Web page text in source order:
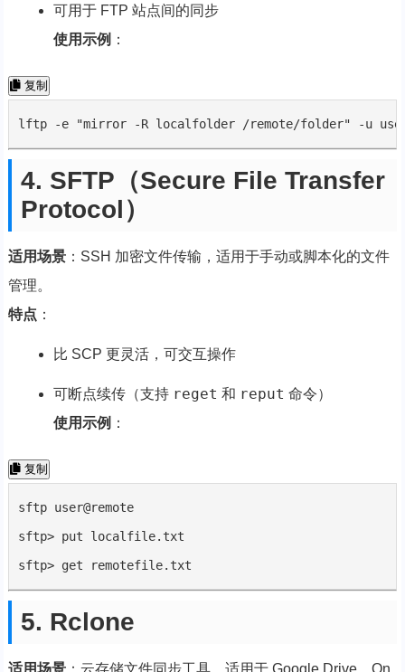
可用于 FTP 站点间的同步
使用示例 ：
复制
lftp -e "mirror -R localfolder /remote/folder" -u
4. SFTP（Secure File Transfer
Protocol）
适用场景：SSH 加密文件传输，适用于手动或脚本化的文件
管理。
特点 ：
比 SCP 更灵活，可交互操作
可断点续传（支持 reget 和 reput 命令）
使用示例 ：
复制
sftp user@remote
sftp> put localfile.txt
sftp> get remotefile.txt
5. Rclone
适用场景：云存储文件同步工具，适用于 Google Drive、On